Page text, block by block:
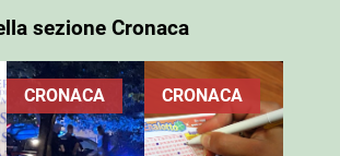
sezione Cronaca
CRONACA CRONACA